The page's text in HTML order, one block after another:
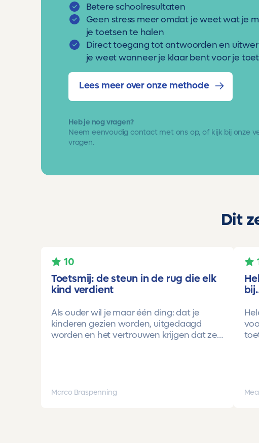
Betere schoolresultaten
Geen stress meer omdat je weet wat je
je toetsen te halen
Direct toegang tot antwoorden en
je weet wanneer je klaar bent voor je
Lees meer over onze methode
Heb je nog vragen?
Neem eenvoudigcontact met ons op, of kijk bij onze
vragen.
Dit
10
Toetsmij: de steun in de rug die elk
kind verdient
Als ouder wil je maar één ding: dat je
kinderen gezien worden, uitgedaagd
worden en het vertrouwen krijgen dat ze
Onze oudste dochter begon ooit op
Marco Braspenning Mea